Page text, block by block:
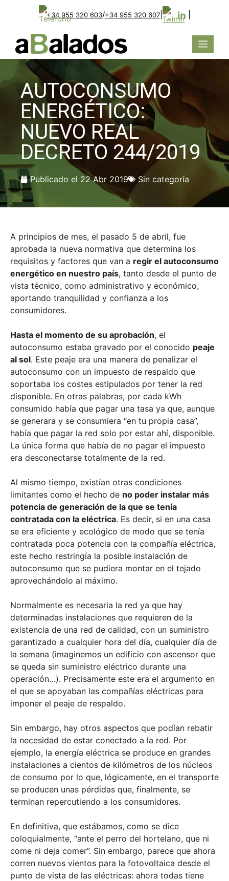
+34 955 320 603/+34 955 320 607|
AUTOCONSUMO
ENERGÉTICO:
NUEVO REAL
DECRETO 244/2019
Publicado el 22 Abr 2019 Sin categoría
A principios de mes, el pasado 5 de abril, fue
aprobada la nueva normativa que determina los
requisitos y factores que van a regir el autoconsumo
energético en nuestro país, tanto desde el punto de
vista técnico, como administrativo y económico,
aportando tranquilidad y confianza a los
consumidores.
Hasta el momento de su aprobación, el
autoconsumo estaba gravado por el conocido peaje
al sol. Este peaje era una manera de penalizar el
autoconsumo con un impuesto de respaldo que
soportaba los costes estipulados por tener la red
disponible. En otras palabras, por cada kWh
consumido había que pagar una tasa ya que, aunque
se generara y se consumiera “en tu propia casa”,
había que pagar la red solo por estar ahí, disponible.
La única forma que había de no pagar el impuesto
era desconectarse totalmente de la red.
Al mismo tiempo, existían otras condiciones
limitantes como el hecho de no poder instalar más
potencia de generación de la que se tenía
contratada con la eléctrica. Es decir, si en una casa
se era eficiente y ecológico de modo que se tenía
contratada poca potencia con la compañía eléctrica,
este hecho restringía la posible instalación de
autoconsumo que se pudiera montar en el tejado
aprovechándolo al máximo.
Normalmente es necesaria la red ya que hay
determinadas instalaciones que requieren de la
existencia de una red de calidad, con un suministro
garantizado a cualquier hora del día, cualquier día de
la semana (imaginemos un edificio con ascensor que
se queda sin suministro eléctrico durante una
operación…). Precisamente este era el argumento en
el que se apoyaban las compañías eléctricas para
imponer el peaje de respaldo.
Sin embargo, hay otros aspectos que podían rebatir
la necesidad de estar conectado a la red. Por
ejemplo, la energía eléctrica se produce en grandes
instalaciones a cientos de kilómetros de los núcleos
de consumo por lo que, lógicamente, en el transporte
se producen unas pérdidas que, finalmente, se
terminan repercutiendo a los consumidores.
En definitiva, que estábamos, como se dice
coloquialmente, “ante el perro del hortelano, que ni
come ni deja comer”. Sin embargo, parece que ahora
corren nuevos vientos para la fotovoltaica desde el
punto de vista de las eléctricas: ahora todas tiene